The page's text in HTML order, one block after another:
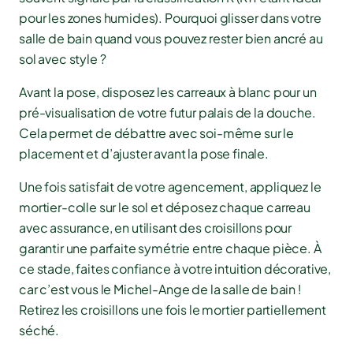
pour les zones humides). Pourquoi glisser dans votre
salle de bain quand vous pouvez rester bien ancré au
sol avec style ?
Avant la pose, disposez les carreaux à blanc pour un
pré-visualisation de votre futur palais de la douche.
Cela permet de débattre avec soi-même sur le
placement et d’ajuster avant la pose finale.
Une fois satisfait de votre agencement, appliquez le
mortier-colle sur le sol et déposez chaque carreau
avec assurance, en utilisant des croisillons pour
garantir une parfaite symétrie entre chaque pièce. À
ce stade, faites confiance à votre intuition décorative,
car c’est vous le Michel-Ange de la salle de bain !
Retirez les croisillons une fois le mortier partiellement
séché.